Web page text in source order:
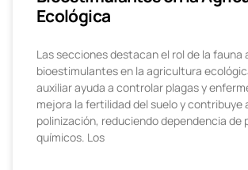
Ecológica
Las secciones destacan el rol de la fauna
bioestimulantes en la agricultura
auxiliar ayuda a controlar plagas y
mejora la fertilidad del suelo y contribuye
polinización, reduciendo dependencia de
químicos. Los